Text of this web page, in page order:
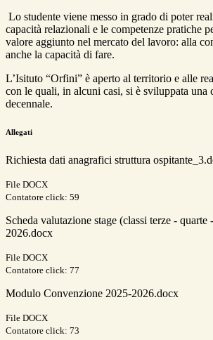
Lo studente viene messo in grado di poter
capacità relazionali e le competenze pratiche
valore aggiunto nel mercato del lavoro: alla
anche la capacità di fare.
L’Isituto “Orfini” è aperto al territorio e alle
con le quali, in alcuni casi, si è sviluppata una
decennale.
Allegati
Richiesta dati anagrafici struttura
File DOCX
Contatore click: 59
Scheda valutazione stage (classi terze -
2026.docx
File DOCX
Contatore click: 77
Modulo Convenzione 2025-2026.docx
File DOCX
Contatore click: 73